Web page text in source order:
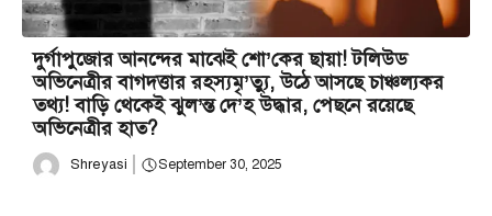
দুর্গাপুজোর আনন্দের মাঝেই শো’কের ছায়া! টলিউড
অভিনেত্রীর বাগদত্তার রহস্যমৃ’ত্যু, উঠে আসছে চাঞ্চল্যকর
তথ্য! বাড়ি থেকেই ঝুল’ন্ত দে’হ উদ্ধার, পেছনে রয়েছে
অভিনেত্রীর হাত?
Shreyasi September 30, 2025